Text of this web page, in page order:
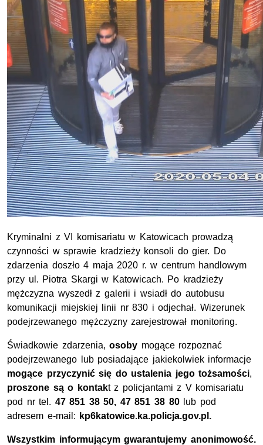
Kryminalni z VI komisariatu w Katowicach prowadzą
czynności w sprawie kradzieży konsoli do gier. Do
zdarzenia doszło 4 maja 2020 r. w centrum handlowym
przy ul. Piotra Skargi w Katowicach. Po kradzieży
mężczyzna wyszedł z galerii i wsiadł do autobusu
komunikacji miejskiej linii nr 830 i odjechał. Wizerunek
podejrzewanego mężczyzny zarejestrował monitoring.
Świadkowie zdarzenia,osoby mogące rozpoznać
podejrzewanego lub posiadające jakiekolwiek informacje
mogące przyczynić się do ustalenia jego tożsamości,
proszone są o kontakt z policjantami z V komisariatu
pod nr tel. 47 851 38 50, 47 851 38 80lub pod
adresem e-mail: kp6katowice.ka.policja.gov.pl.
Wszystkim informującym gwarantujemy anonimowość.